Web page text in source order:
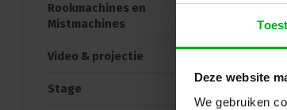
Deze website
We gebruiken
Rookmachines en
Mistmachines
Video & projectie
Stage